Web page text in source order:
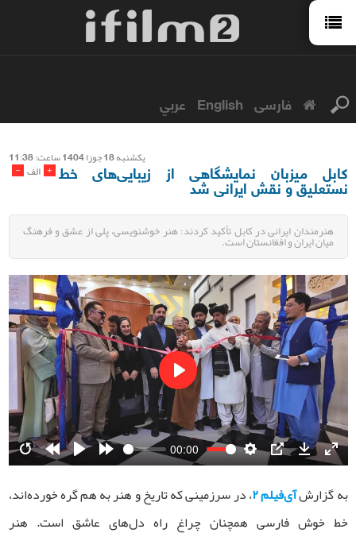
فارسی English عربي
يكشنبه 18 جوزا 1404 ساعت: 11:38
- الف + کابل میزبان نمایشگاهی از زیبایی‌های خط
نستعلیق و نقش ایرانی شد
هنرمندان ایرانی در کابل تأکید کردند: هنر خوشنویسی، پلی از عشق و فرهنگ
میان ایران و افغانستان است.
RestartRewindPlay Forward
00:00
Settings
PIP Download
Play
به گزارشآی‌فیلم ۲ ، در سرزمینی که تاریخ و هنر به هم گره خورده‌اند،
خط خوش فارسی همچنان چراغ راه دل‌های عاشق است. هنر